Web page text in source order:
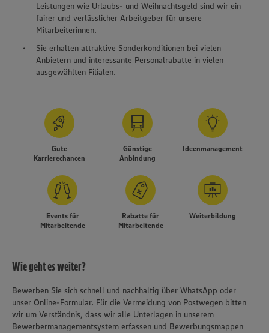
Wir setzen Cookies und andere Technologien ein, um Ihnen
ein bestmögliches Nutzungserlebnis unserer Website zu
Leistungen wie Urlaubs- und Weihnachtsgeld sind wir ein
fairer und verlässlicher Arbeitgeber für unsere
Mitarbeiterinnen.
Sie erhalten attraktive Sonderkonditionen bei vielen
Anbietern und interessante Personalrabatte in vielen
ausgewählten Filialen.
Gute
Karrierechancen
Günstige
Anbindung
Ideenmanagement
Events für
Mitarbeitende
Rabatte für
Mitarbeitende
Weiterbildung
Wie geht es weiter?
Bewerben Sie sich schnell und nachhaltig über WhatsApp oder
unser Online-Formular. Für die Vermeidung von Postwegen bitten
wir um Verständnis, dass wir alle Unterlagen in unserem
Bewerbermanagementsystem erfassen und Bewerbungsmappen